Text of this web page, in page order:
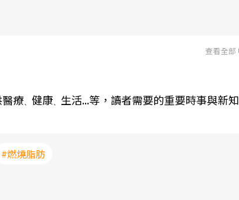
查看全部
療 健康 生活...等，讀者需要的重要時事與新知
#燃燒脂肪